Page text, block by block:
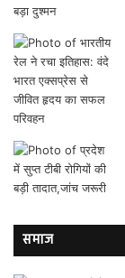
समाज